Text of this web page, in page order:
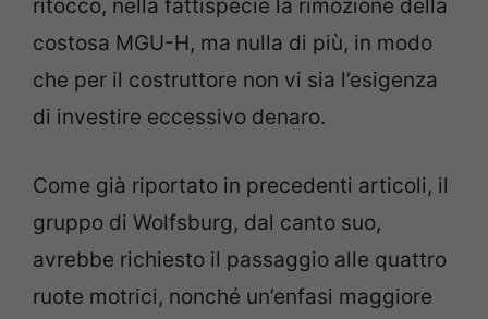
ritocco, nella fattispecie la rimozione della
costosa MGU-H, ma nulla di più, in modo
che per il costruttore non vi sia l’esigenza
di investire eccessivo denaro.
Come già riportato in precedenti articoli, il
gruppo di Wolfsburg, dal canto suo,
avrebbe richiesto il passaggio alle quattro
ruote motrici, nonché un’enfasi maggiore